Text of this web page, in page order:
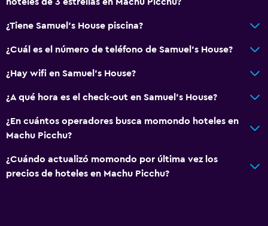
¿Tiene Samuel's House piscina?
¿Cuál es el número de teléfono de Samuel's House?
¿Hay wifi en Samuel's House?
¿A qué hora es el check-out en Samuel's House?
¿En cuántos operadores busca momondo hoteles en
Machu Picchu?
¿Cuándo actualizó momondo por última vez los
precios de hoteles en Machu Picchu?